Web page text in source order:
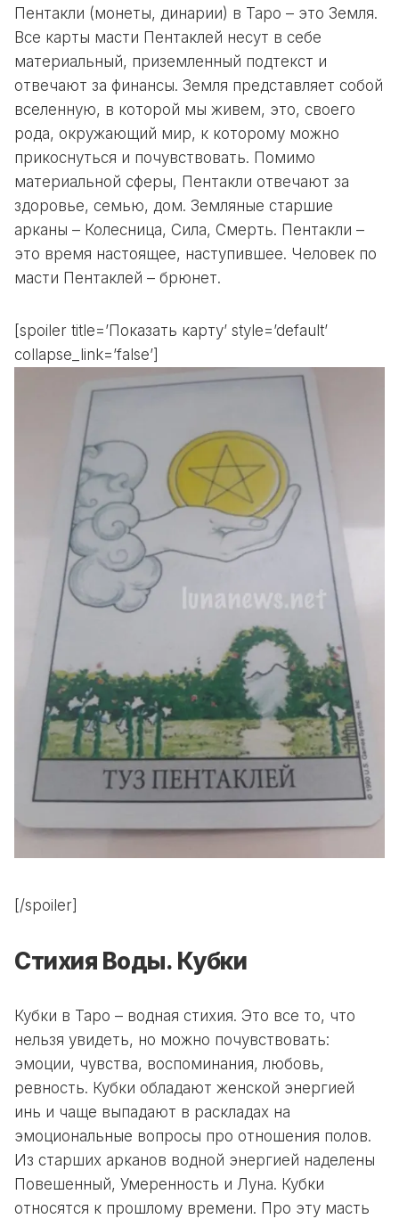
Пентакли (монеты, динарии) в Таро – это Земля.
Все карты масти Пентаклей несут в себе
материальный, приземленный подтекст и
отвечают за финансы. Земля представляет собой
вселенную, в которой мы живем, это, своего
рода, окружающий мир, к которому можно
прикоснуться и почувствовать. Помимо
материальной сферы, Пентакли отвечают за
здоровье, семью, дом. Земляные старшие
арканы – Колесница, Сила, Смерть. Пентакли –
это время настоящее, наступившее. Человек по
масти Пентаклей – брюнет.
[spoiler title=’Показать карту’ style=’default’
collapse_link=’false’]
[/spoiler]
Стихия Воды. Кубки
Кубки в Таро – водная стихия. Это все то, что
нельзя увидеть, но можно почувствовать:
эмоции, чувства, воспоминания, любовь,
ревность. Кубки обладают женской энергией
инь и чаще выпадают в раскладах на
эмоциональные вопросы про отношения полов.
Из старших арканов водной энергией наделены
Повешенный, Умеренность и Луна. Кубки
относятся к прошлому времени. Про эту масть